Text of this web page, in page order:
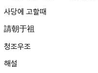
사당에 고할때
請朝于祖
청조우조
해설